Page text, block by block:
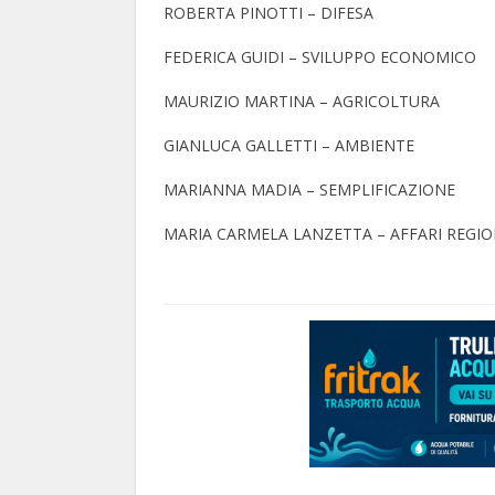
ROBERTA PINOTTI – DIFESA
FEDERICA GUIDI – SVILUPPO ECONOMICO
MAURIZIO MARTINA – AGRICOLTURA
GIANLUCA GALLETTI – AMBIENTE
MARIANNA MADIA – SEMPLIFICAZIONE
MARIA CARMELA LANZETTA – AFFARI